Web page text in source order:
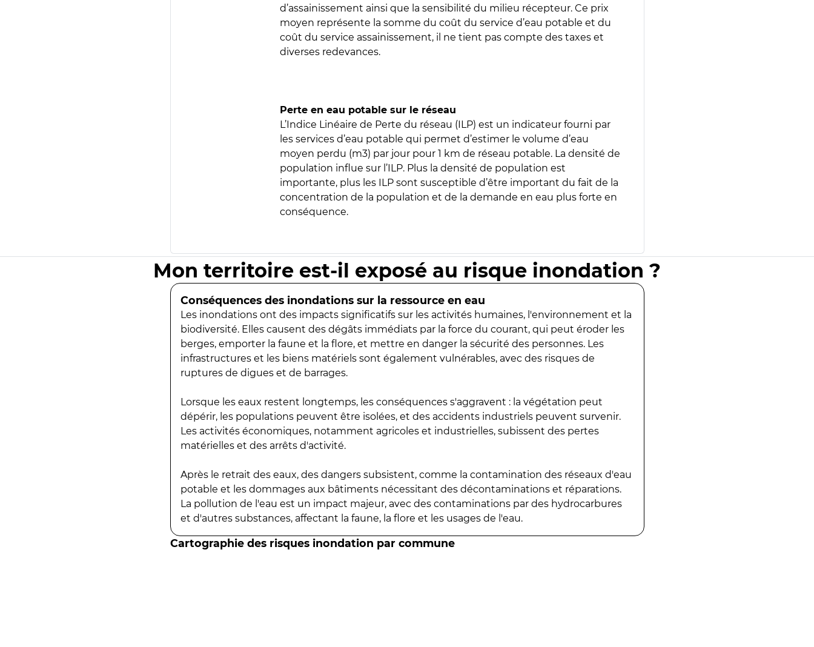
d’assainissement ainsi que la sensibilité du milieu récepteur. Ce prix
moyen représente la somme du coût du service d’eau potable et du
coût du service assainissement, il ne tient pas compte des taxes et
diverses redevances.
Perte en eau potable sur le réseau
L’Indice Linéaire de Perte du réseau (ILP) est un indicateur fourni par
les services d’eau potable qui permet d’estimer le volume d’eau
moyen perdu (m3) par jour pour 1 km de réseau potable. La densité de
population influe sur l’ILP. Plus la densité de population est
importante, plus les ILP sont susceptible d’être important du fait de la
concentration de la population et de la demande en eau plus forte en
conséquence.
Mon territoire est-il exposé au risque inondation ?
Conséquences des inondations sur la ressource en eau
Les inondations ont des impacts significatifs sur les activités humaines, l'environnement et la
biodiversité. Elles causent des dégâts immédiats par la force du courant, qui peut éroder les
berges, emporter la faune et la flore, et mettre en danger la sécurité des personnes. Les
infrastructures et les biens matériels sont également vulnérables, avec des risques de
ruptures de digues et de barrages.
Lorsque les eaux restent longtemps, les conséquences s'aggravent : la végétation peut
dépérir, les populations peuvent être isolées, et des accidents industriels peuvent survenir.
Les activités économiques, notamment agricoles et industrielles, subissent des pertes
matérielles et des arrêts d'activité.
Après le retrait des eaux, des dangers subsistent, comme la contamination des réseaux d'eau
potable et les dommages aux bâtiments nécessitant des décontaminations et réparations.
La pollution de l'eau est un impact majeur, avec des contaminations par des hydrocarbures
et d'autres substances, affectant la faune, la flore et les usages de l'eau.
Cartographie des risques inondation par commune